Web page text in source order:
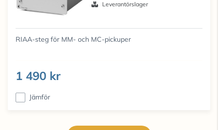
Leverantörslager
RIAA-steg för MM- och MC-pickuper
1 490 kr
Jämför